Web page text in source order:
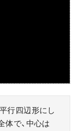
行四辺形にし
体で、中心は